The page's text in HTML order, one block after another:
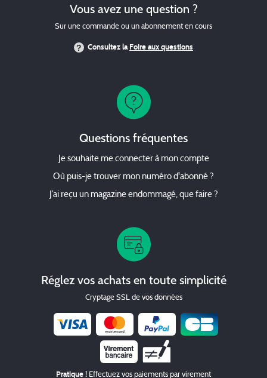
Vous avez une question ?
Sur une commande ou un abonnement en cours
Consultez laFoire aux questions
Questions fréquentes
Je souhaite me connecter à mon compte
Où puis-je trouver mon numéro d'abonné ?
J’ai reçu un magazine endommagé, que faire ?
Réglez vos achats en toute simplicité
Cryptage SSL de vos données
Chèque
Pratique ! Effectuez vos paiements par virement